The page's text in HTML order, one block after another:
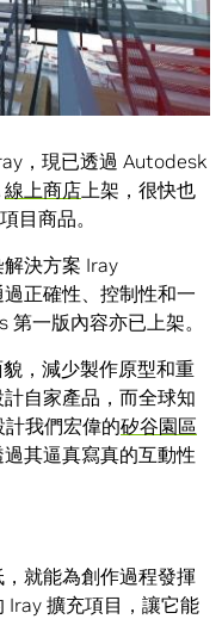
給設計師、藝術家及建
技術創造出栩栩如生的
，現已透過 Autodesk
線上商店上架，很快也
目商品。
決方案 Iray
過正確性、控制性和一
一版內容亦已上架。
，減少製作原型和重
自家產品，而全球知
我們宏偉的矽谷園區
其逼真寫真的互動性
就能為創作過程發揮
Iray 擴充項目，讓它能